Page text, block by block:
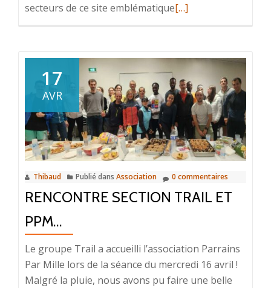
secteurs de ce site emblématiqueEn
rochers
de
Fontainebleau…
[…]
17
AVR
Thibaud Publié dans Association 0 commentaires
RENCONTRE SECTION TRAIL ET
PPM…
Le groupe Trail a accueilli l’association Parrains
Par Mille lors de la séance du mercredi 16 avril !
Malgré la pluie, nous avons pu faire une belle